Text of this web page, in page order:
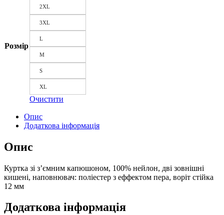
Розмір
2XL
3XL
L
M
S
XL
Очистити
Опис
Додаткова інформація
Опис
Куртка зі з’ємним капюшоном, 100% нейлон, дві зовнішні
кишені, наповнювач: поліестер з еффектом пера, воріт стійка
12 мм
Додаткова інформація